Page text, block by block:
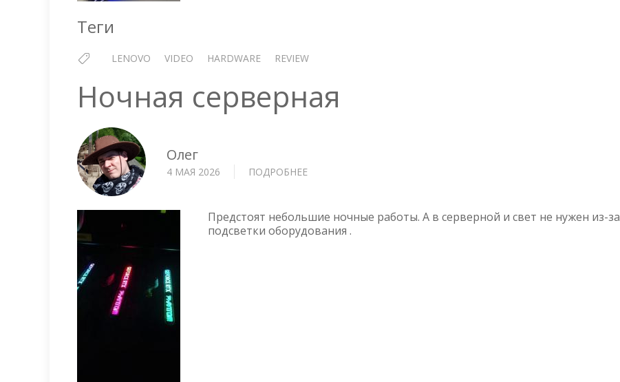
Теги
LENOVO VIDEO HARDWARE REVIEW
Ночная серверная
Олег
4 МАЯ 2026 ПОДРОБНЕЕ
Предстоят небольшие ночные работы. А в серверной и свет не нужен из-за
подсветки оборудования .